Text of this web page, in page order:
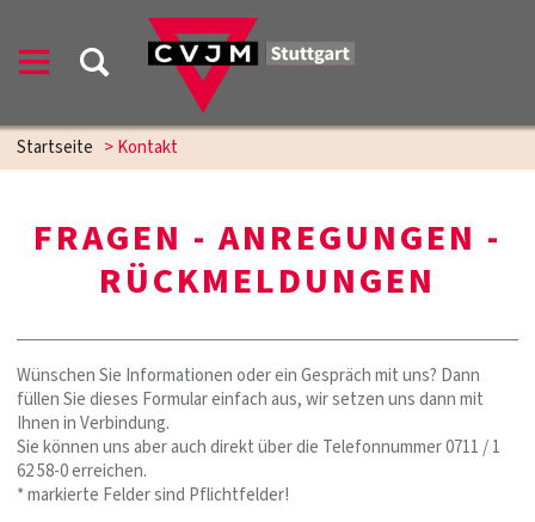
Startseite >Kontakt
FRAGEN - ANREGUNGEN -
RÜCKMELDUNGEN
Wünschen Sie Informationen oder ein Gespräch mit uns? Dann
füllen Sie dieses Formular einfach aus, wir setzen uns dann mit
Ihnen in Verbindung.
Sie können uns aber auch direkt über die Telefonnummer 0711 / 1
62 58-0 erreichen.
* markierte Felder sind Pflichtfelder!